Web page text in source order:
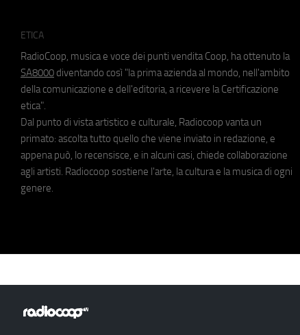
ETICA
RadioCoop, musica e voce dei punti vendita Coop, ha ottenuto la
SA8000 diventando così "la prima azienda al mondo, nell'ambito
della comunicazione e dell'editoria, a ricevere la Certificazione
etica".
Dal punto di vista artistico e culturale, Radiocoop vanta un
primato: ascolta tutto quello che viene inviato in redazione, e
appena può, lo recensisce, e in alcuni casi, chiede collaborazione
agli artisti. Radiocoop sostiene l'arte, la cultura e la musica di ogni
genere.